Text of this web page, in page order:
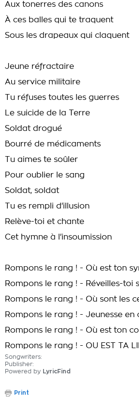
Aux tonerres des canons
À ces balles qui te traquent
Sous les drapeaux qui claquent
Jeune réfractaire
Au service militaire
Tu réfuses toutes les guerres
Le suicide de la Terre
Soldat drogué
Bourré de médicaments
Tu aimes te soûler
Pour oublier le sang
Soldat, soldat
Tu es rempli d'illusion
Relève-toi et chante
Cet hymne à l'insoumission
Rompons le rang ! - Où est ton
Rompons le rang ! - Réveilles-toi
Rompons le rang ! - Où sont les
Rompons le rang ! - Jeunesse en
Rompons le rang ! - Où est ton
Rompons le rang ! - OU EST TA
Songwriters:
Publisher:
Powered by LyricFind
Print